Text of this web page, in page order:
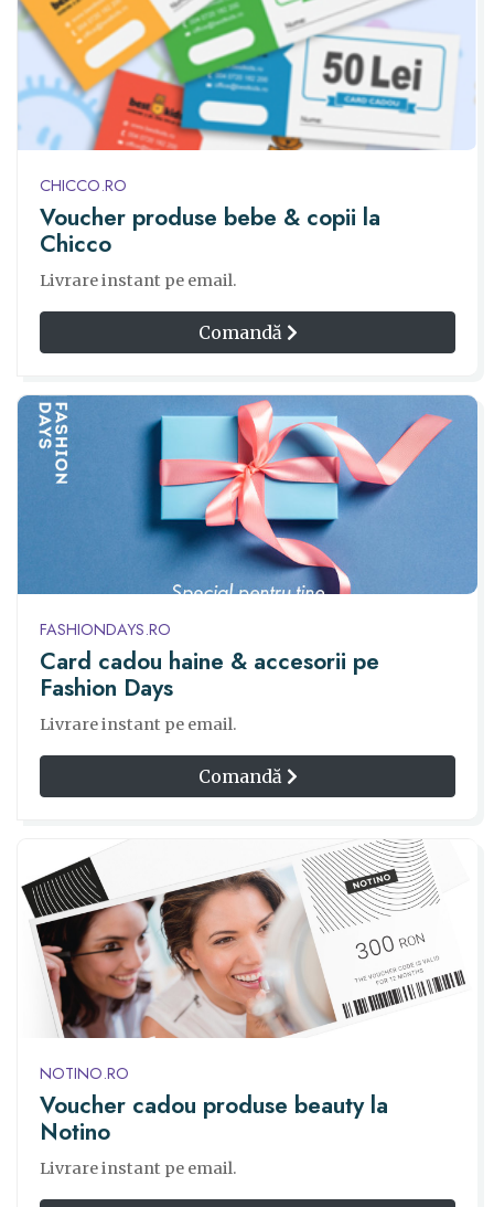
CHICCO.RO
Voucher produse bebe & copii la
Chicco
Livrare instant pe email.
Comandă
FASHIONDAYS.RO
Card cadou haine & accesorii pe
Fashion Days
Livrare instant pe email.
Comandă
NOTINO.RO
Voucher cadou produse beauty la
Notino
Livrare instant pe email.